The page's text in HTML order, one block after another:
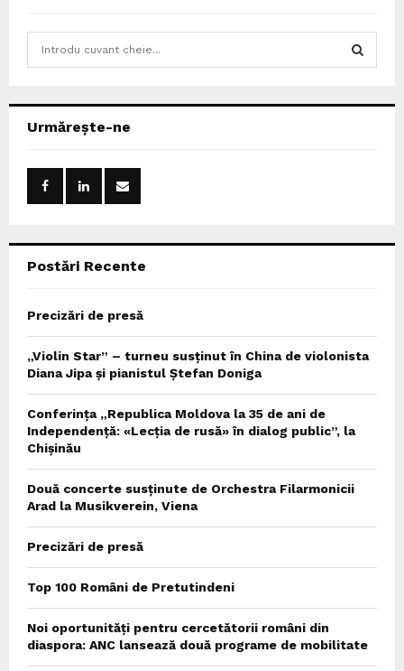
h
Urmărește-ne
Postări Recente
Precizări de presă
„Violin Star” – turneu susținut în China de violonista
Diana Jipa și pianistul Ștefan Doniga
Conferința „Republica Moldova la 35 de ani de
Independență: «Lecția de rusă» în dialog public”, la
Chișinău
Două concerte susținute de Orchestra Filarmonicii
Arad la Musikverein, Viena
Precizări de presă
Top 100 Români de Pretutindeni
Noi oportunități pentru cercetătorii români din
diaspora: ANC lansează două programe de mobilitate